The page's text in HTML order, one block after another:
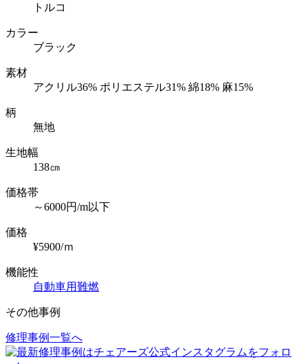
トルコ
カラー
ブラック
素材
アクリル36% ポリエステル31% 綿18% 麻15%
柄
無地
生地幅
138㎝
価格帯
～6000円/m以下
価格
¥5900/ｍ
機能性
自動車用難燃
その他事例
投
修理事例一覧へ